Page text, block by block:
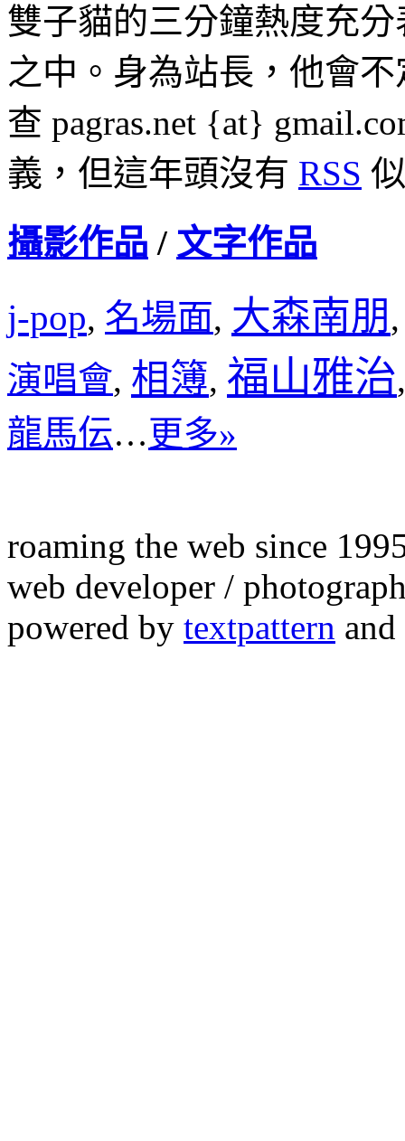
雙子貓的三分鐘熱度充
之中。身為站長，他會
查 pagras.net {at}
義，但這年頭沒有 RSS
攝影作品 / 文字作品
j-pop, 名場面, 大森南朋
演唱會, 相簿, 福山雅治
龍馬伝…更多»
roaming the web since
web developer /
powered by textpattern